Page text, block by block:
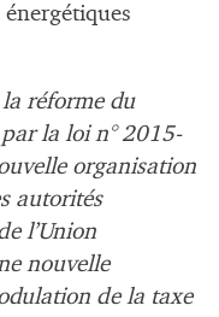
réforme du
la loi n° 2015-
organisation
autorités
l’Union
nouvelle
de la taxe